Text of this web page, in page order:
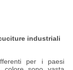
industriali
per i paesi